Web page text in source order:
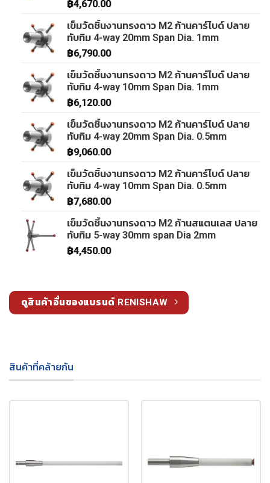
฿4,670.00
เข็มวัดชิ้นงานทรงดาว M2 ก้านคาร์ไบด์ ปลาย
ทับทิม 4-way 20mm Span Dia. 1mm
฿6,790.00
เข็มวัดชิ้นงานทรงดาว M2 ก้านคาร์ไบด์ ปลาย
ทับทิม 4-way 10mm Span Dia. 1mm
฿6,120.00
เข็มวัดชิ้นงานทรงดาว M2 ก้านคาร์ไบด์ ปลาย
ทับทิม 4-way 20mm Span Dia. 0.5mm
฿9,060.00
เข็มวัดชิ้นงานทรงดาว M2 ก้านคาร์ไบด์ ปลาย
ทับทิม 4-way 10mm Span Dia. 0.5mm
฿7,680.00
เข็มวัดชิ้นงานทรงดาว M2 ก้านสแตนเลส ปลาย
ทับทิม 5-way 30mm span Dia 2mm
฿4,450.00
ดูสินค้าอื่นของแบรนด์ RENISHAW
สินค้าที่คล้ายกัน